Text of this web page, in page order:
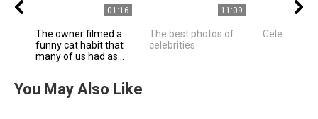
01:16
The owner filmed a
funny cat habit that
many of us had as...
11:09
The best photos of
celebrities
Celebrities
You May Also Like